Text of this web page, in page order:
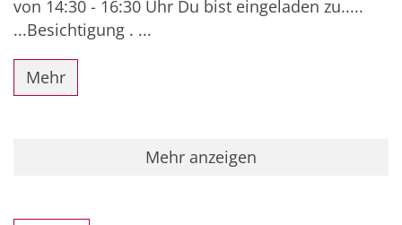
von 14:30 - 16:30 Uhr Du bist eingeladen zu.....
...Besichtigung . ...
Mehr
Mehr anzeigen